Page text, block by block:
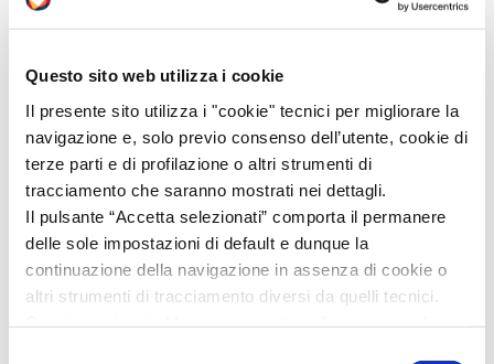
Questo sito web utilizza i cookie
Il presente sito utilizza i "cookie" tecnici per migliorare la
navigazione e, solo previo consenso dell’utente, cookie di
terze parti e di profilazione o altri strumenti di
tracciamento che saranno mostrati nei dettagli.
Il pulsante “Accetta selezionati” comporta il permanere
delle sole impostazioni di default e dunque la
continuazione della navigazione in assenza di cookie o
altri strumenti di tracciamento diversi da quelli tecnici.
D.Lgs. 81/2008 e DVR Scenari di Esposizione
Iscriviti alla
newsletter
Email